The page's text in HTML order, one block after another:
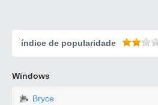
índice de popularidade
Windows
Bryce